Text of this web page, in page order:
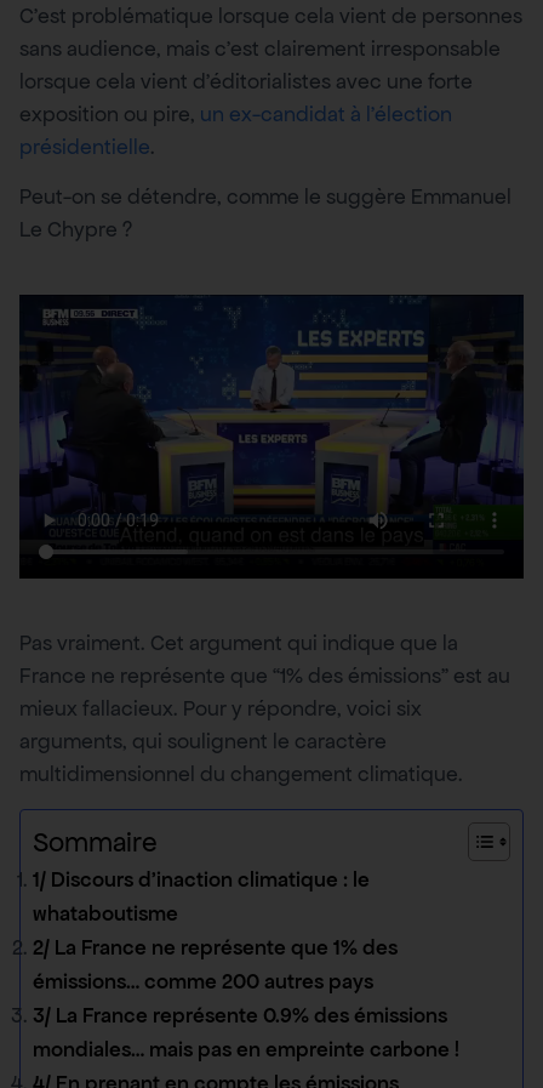
C’est problématique lorsque cela vient de personnes
sans audience, mais c’est clairement irresponsable
lorsque cela vient d’éditorialistes avec une forte
exposition ou pire, un ex-candidat à l’élection
présidentielle.
Peut-on se détendre, comme le suggère Emmanuel
Le Chypre ?
Pas vraiment. Cet argument qui indique que la
France ne représente que “1% des émissions” est au
mieux fallacieux. Pour y répondre, voici six
arguments, qui soulignent le caractère
multidimensionnel du changement climatique.
Sommaire
1/ Discours d’inaction climatique : le
whataboutisme
2/ La France ne représente que 1% des
émissions… comme 200 autres pays
3/ La France représente 0.9% des émissions
mondiales… mais pas en empreinte carbone !
4/ En prenant en compte les émissions